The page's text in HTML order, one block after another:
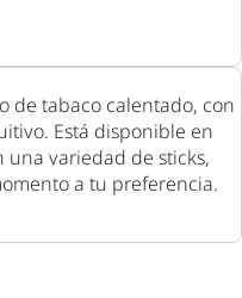
de tabaco calentado, con
Está disponible en
una variedad de sticks,
a tu preferencia.